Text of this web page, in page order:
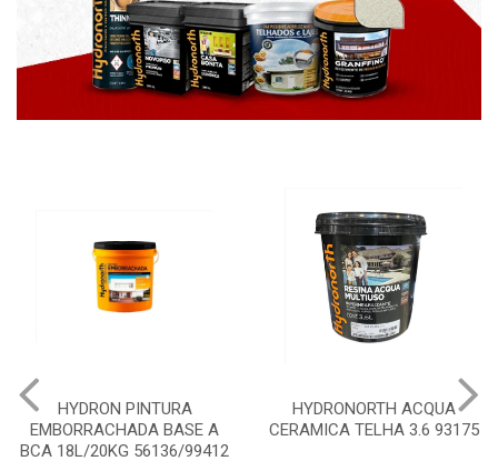
HYDRON PINTURA
EMBORRACHADA BASE A
BCA 18L/20KG 56136/99412
HYDRONORTH ACQUA
CERAMICA TELHA 3.6 93175